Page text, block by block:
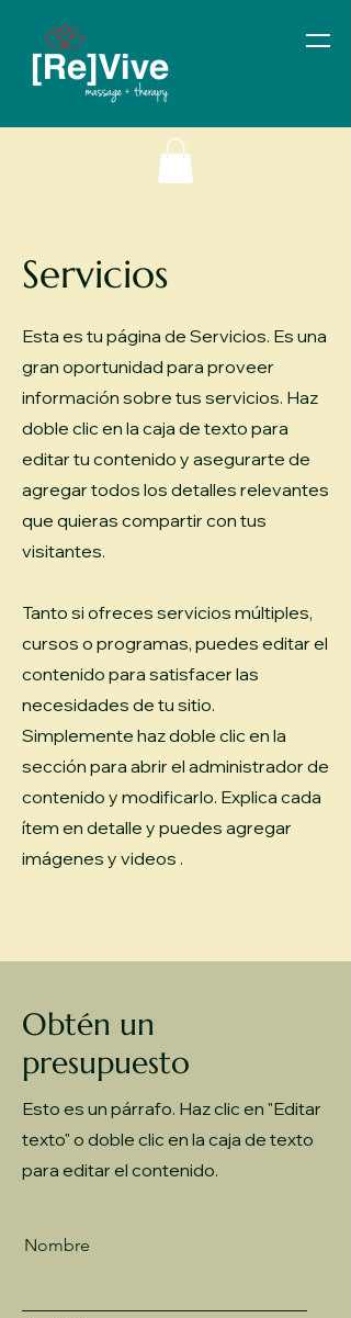
Servicios
Esta es tu página de Servicios. Es una
gran oportunidad para proveer
información sobre tus servicios. Haz
doble clic en la caja de texto para
editar tu contenido y asegurarte de
agregar todos los detalles relevantes
que quieras compartir con tus
visitantes.
Tanto si ofreces servicios múltiples,
cursos o programas, puedes editar el
contenido para satisfacer las
necesidades de tu sitio.
Simplemente haz doble clic en la
sección para abrir el administrador de
contenido y modificarlo. Explica cada
ítem en detalle y puedes agregar
imágenes y videos .
Obtén un
presupuesto
Esto es un párrafo. Haz clic en "Editar
texto" o doble clic en la caja de texto
para editar el contenido.
Nombre